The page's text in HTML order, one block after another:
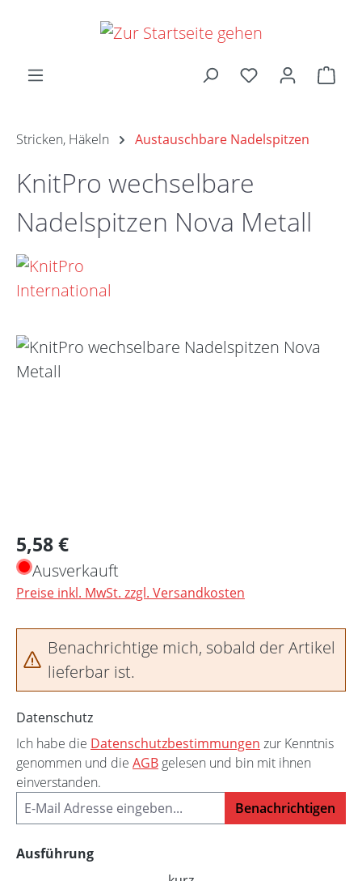
Zum Hauptinhalt springen
Stricken, Häkeln Austauschbare Nadelspitzen
KnitPro wechselbare
Nadelspitzen Nova Metall
Bildergalerie überspringen
Regulärer Preis:
5,58 €
Ausverkauft
Preise inkl. MwSt. zzgl. Versandkosten
Benachrichtige mich, sobald der Artikel
lieferbar ist.
Datenschutz
Ich habe die Datenschutzbestimmungen zur Kenntnis
genommen und die AGB gelesen und bin mit ihnen
einverstanden.
Benachrichtigen
Ausführungauswählen